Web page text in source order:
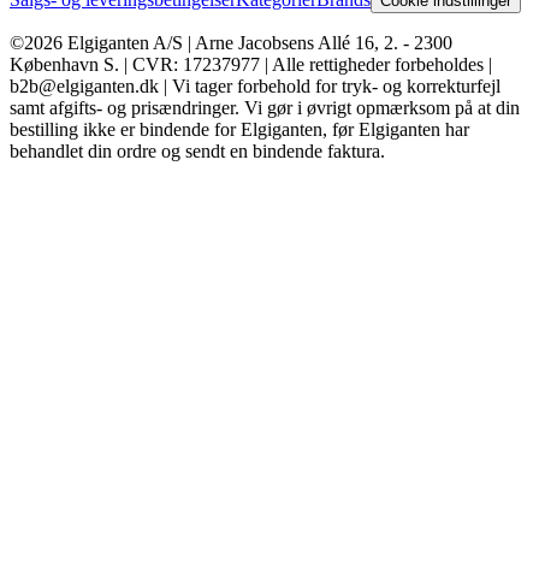
©2026 Elgiganten A/S | Arne Jacobsens Allé 16, 2. - 2300
København S. | CVR: 17237977 | Alle rettigheder forbeholdes |
b2b@elgiganten.dk | Vi tager forbehold for tryk- og korrekturfejl
samt afgifts- og prisændringer. Vi gør i øvrigt opmærksom på at din
bestilling ikke er bindende for Elgiganten, før Elgiganten har
behandlet din ordre og sendt en bindende faktura.